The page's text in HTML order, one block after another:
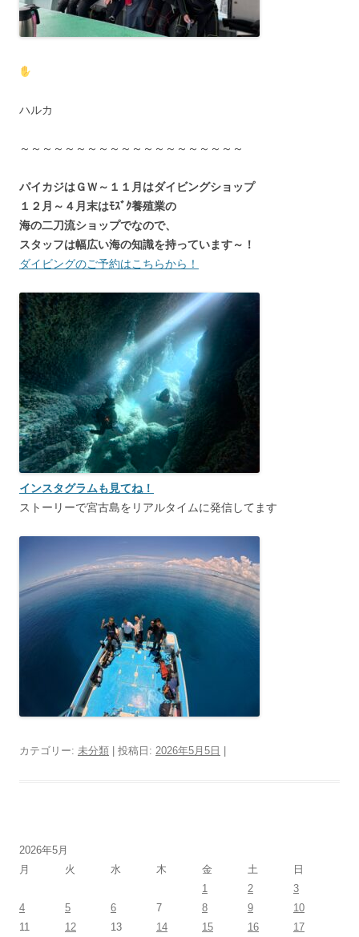
ハルカ
～～～～～～～～～～～～～～～～～～～～
パイカジはＧＷ～１１月はダイビングショップ
１２月～４月末はﾓｽﾞｸ養殖業の
海の二刀流ショップでなので、
スタッフは幅広い海の知識を持っています～！
ダイビングのご予約はこちらから！
インスタグラムも見てね！
ストーリーで宮古島をリアルタイムに発信してます
カテゴリー: 未分類 | 投稿日: 2026年5月5日
2026年5月
月
火 水 木 金 土
日
1
2
3
4
5 6 7 8 9
10
11
12 13 14 15 16 17